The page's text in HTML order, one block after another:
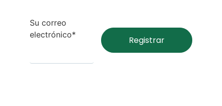
Su correo
electrónico*